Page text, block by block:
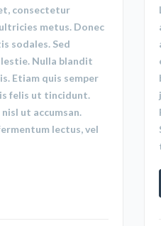
consectetur
metus. Donec
sodales. Sed
Nulla blandit
Etiam quis semper
felis ut tincidunt.
ut accumsan.
lectus, vel